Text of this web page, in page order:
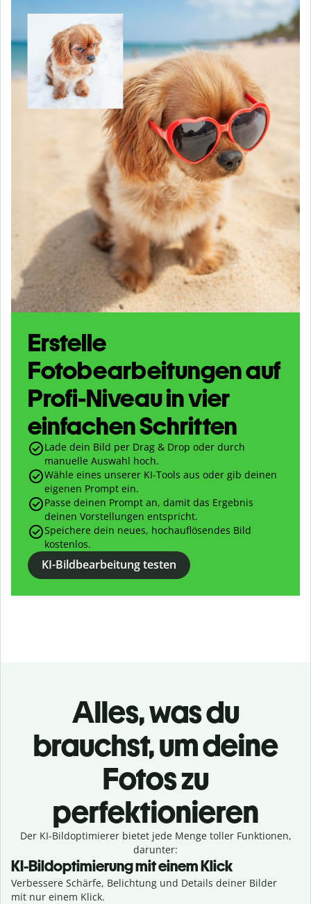
Erstelle
Fotobearbeitungen auf
Profi-Niveau in vier
einfachen Schritten
Lade dein Bild per Drag & Drop oder durch
manuelle Auswahl hoch.
Wähle eines unserer KI-Tools aus oder gib deinen
eigenen Prompt ein.
Passe deinen Prompt an, damit das Ergebnis
deinen Vorstellungen entspricht.
Speichere dein neues, hochauflösendes Bild
kostenlos.
KI-Bildbearbeitung testen
Alles, was du
brauchst, um deine
Fotos zu
perfektionieren
Der KI-Bildoptimierer bietet jede Menge toller Funktionen,
darunter:
KI-Bildoptimierung mit einem Klick
Verbessere Schärfe, Belichtung und Details deiner Bilder
mit nur einem Klick.